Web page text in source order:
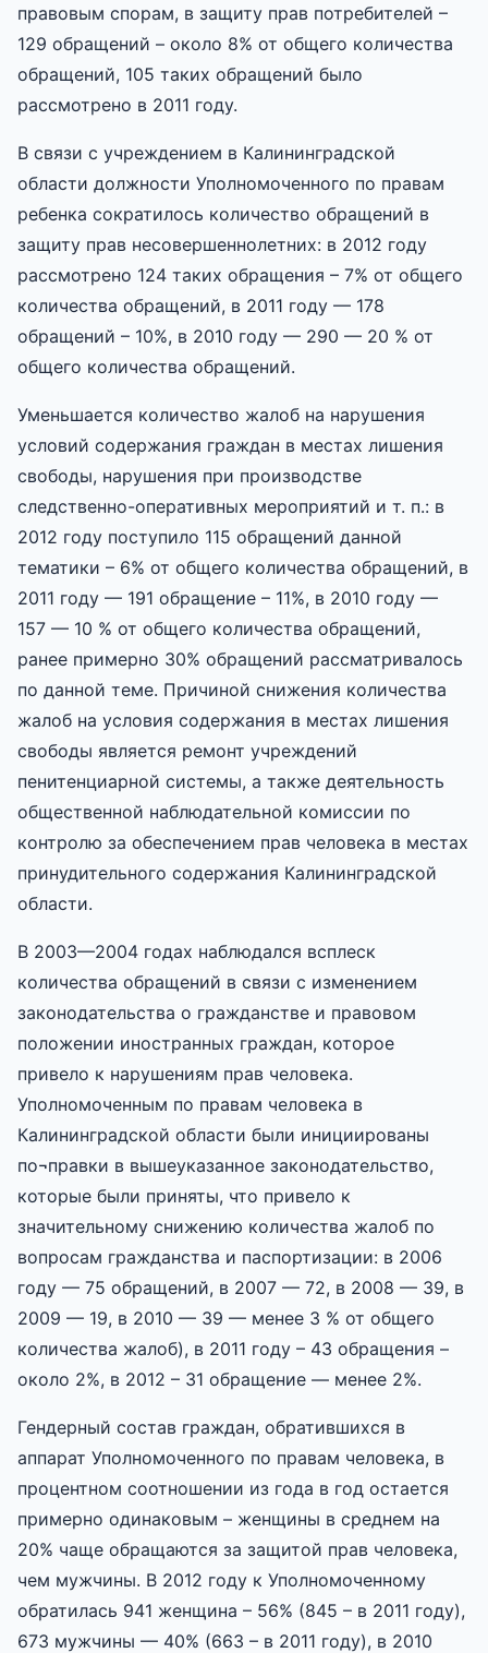
правовым спорам, в защиту прав потребителей –
129 обращений – около 8% от общего количества
обращений, 105 таких обращений было
рассмотрено в 2011 году.
В связи с учреждением в Калининградской
области должности Уполномоченного по правам
ребенка сократилось количество обращений в
защиту прав несовершеннолетних: в 2012 году
рассмотрено 124 таких обращения – 7% от общего
количества обращений, в 2011 году — 178
обращений – 10%, в 2010 году — 290 — 20 % от
общего количества обращений.
Уменьшается количество жалоб на нарушения
условий содержания граждан в местах лишения
свободы, нарушения при производстве
следственно-оперативных мероприятий и т. п.: в
2012 году поступило 115 обращений данной
тематики – 6% от общего количества обращений, в
2011 году — 191 обращение – 11%, в 2010 году —
157 — 10 % от общего количества обращений,
ранее примерно 30% обращений рассматривалось
по данной теме. Причиной снижения количества
жалоб на условия содержания в местах лишения
свободы является ремонт учреждений
пенитенциарной системы, а также деятельность
общественной наблюдательной комиссии по
контролю за обеспечением прав человека в местах
принудительного содержания Калининградской
области.
В 2003—2004 годах наблюдался всплеск
количества обращений в связи с изменением
законодательства о гражданстве и правовом
положении иностранных граждан, которое
привело к нарушениям прав человека.
Уполномоченным по правам человека в
Калининградской области были инициированы
по¬правки в вышеуказанное законодательство,
которые были приняты, что привело к
значительному снижению количества жалоб по
вопросам гражданства и паспортизации: в 2006
году — 75 обращений, в 2007 — 72, в 2008 — 39, в
2009 — 19, в 2010 — 39 — менее 3 % от общего
количества жалоб), в 2011 году – 43 обращения –
около 2%, в 2012 – 31 обращение — менее 2%.
Гендерный состав граждан, обратившихся в
аппарат Уполномоченного по правам человека, в
процентном соотношении из года в год остается
примерно одинаковым – женщины в среднем на
20% чаще обращаются за защитой прав человека,
чем мужчины. В 2012 году к Уполномоченному
обратилась 941 женщина – 56% (845 – в 2011 году),
673 мужчины — 40% (663 – в 2011 году), в 2010